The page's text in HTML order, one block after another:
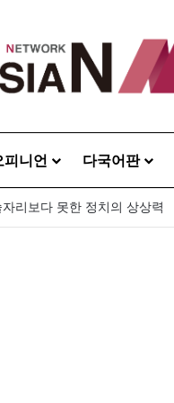
피니언 다국어판
리보다 못한 정치의 상상력